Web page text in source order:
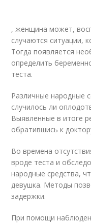
, женщина может,
случаются ситуации,
Тогда появляется
определить
теста.
Различные народные
случилось ли
Выявленные в итоге
обратившись к
Во времена
вроде теста и
народные средства,
девушка. Методы
задержки.
При помощи